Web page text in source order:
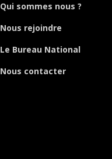
Qui sommes nous ?
Nous rejoindre
Le Bureau National
Nous contacter